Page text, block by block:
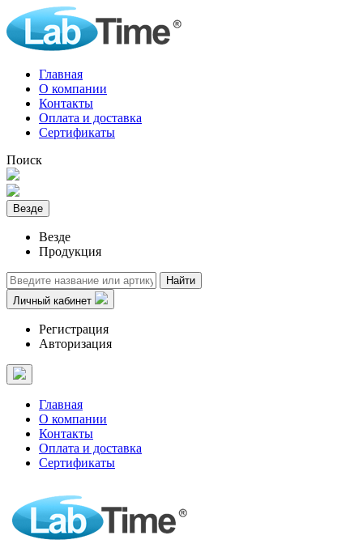
Главная
О компании
Контакты
Оплата и доставка
Сертификаты
Поиск
Везде
Везде
Продукция
Найти
Личный кабинет
Регистрация
Авторизация
Главная
О компании
Контакты
Оплата и доставка
Сертификаты